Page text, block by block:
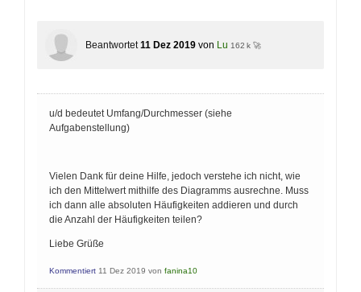
Beantwortet 11 Dez 2019 von Lu 162 k 🚀
u/d bedeutet Umfang/Durchmesser (siehe
Aufgabenstellung)
Vielen Dank für deine Hilfe, jedoch verstehe ich nicht, wie
ich den Mittelwert mithilfe des Diagramms ausrechne. Muss
ich dann alle absoluten Häufigkeiten addieren und durch
die Anzahl der Häufigkeiten teilen?
Liebe Grüße
Kommentiert 11 Dez 2019 von fanina10